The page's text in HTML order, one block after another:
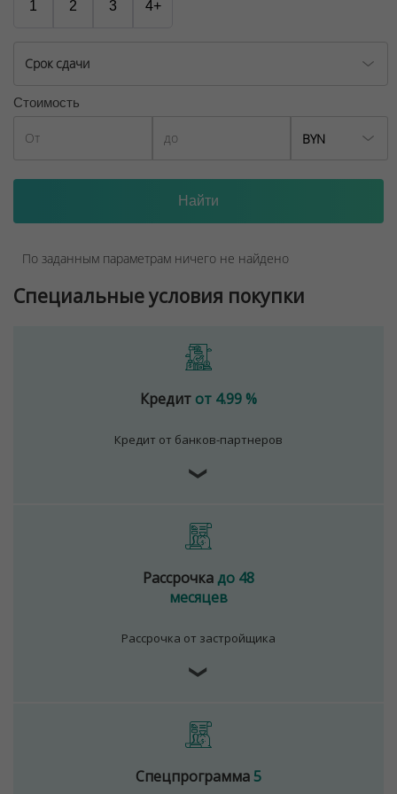
1 2 3 4+
Срок сдачи
Стоимость
BYN
По заданным параметрам ничего не найдено
Специальные условия покупки
Кредит от 4.99 %
Кредит от банков-партнеров
❯
Рассрочкадо 48
месяцев
Рассрочка от застройщика
❯
Спецпрограмма5